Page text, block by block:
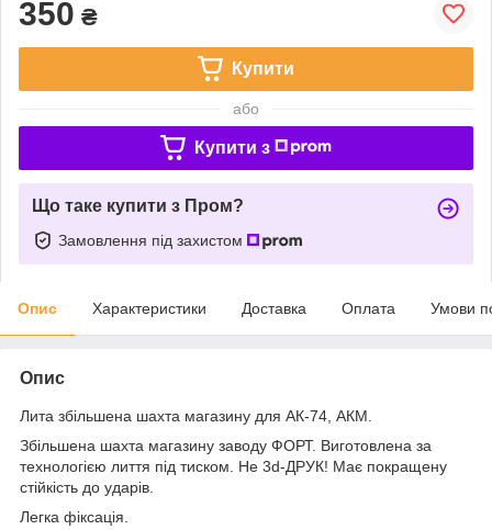
350 ₴
Купити
або
Купити з
Що таке купити з Пром?
Замовлення під захистом
Опис Характеристики Доставка Оплата Умови
Опис
Лита збільшена шахта магазину для АК-74, АКМ.
Збільшена шахта магазину заводу ФОРТ. Виготовлена за
технологією лиття під тиском. Не 3d-ДРУК! Має покращену
стійкість до ударів.
Легка фіксація.